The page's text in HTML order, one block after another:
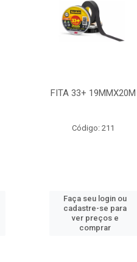
FITA 33+ 19MMX20M
Código: 211
Faça seu login ou
cadastre-se para
ver preços e
comprar